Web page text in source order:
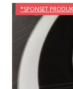
*SPONSET